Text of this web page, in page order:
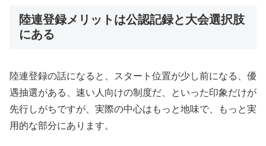
陸連登録メリットは公認記録と大会選択肢
にある
陸連登録の話になると、スタート位置が少し前になる、優
遇抽選がある、速い人向けの制度だ、といった印象だけが
先行しがちですが、実際の中心はもっと地味で、もっと実
用的な部分にあります。